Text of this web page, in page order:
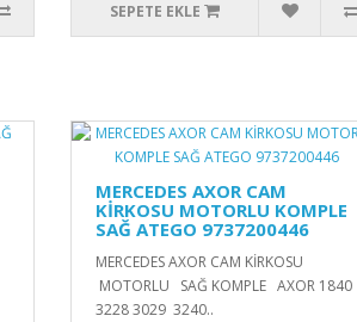
SEPETE EKLE
MERCEDES AXOR CAM
KİRKOSU MOTORLU KOMPLE
SAĞ ATEGO 9737200446
MERCEDES AXOR CAM KİRKOSU
MOTORLU SAĞ KOMPLE AXOR 1840
3228 3029 3240..